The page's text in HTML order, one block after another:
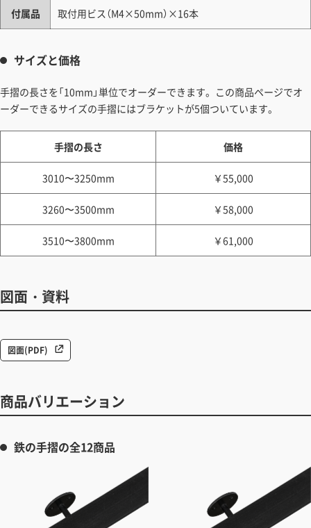
付属品 取付用ビス（M4×50mm）×16本
サイズと価格
手摺の長さを「10mm」単位でオーダーできます。この商品ページでオ
ーダーできるサイズの手摺にはブラケットが5個ついています。
手摺の長さ 価格
3010〜3250mm ￥55,000
3260〜3500mm ￥58,000
3510〜3800mm ￥61,000
図面・資料
図面(PDF)
商品バリエーション
鉄の手摺の全12商品